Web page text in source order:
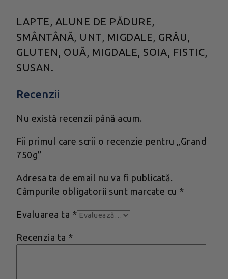
LAPTE, ALUNE DE PĂDURE,
SMÂNTÂNĂ, UNT, MIGDALE, GRÂU,
GLUTEN, OUĂ, MIGDALE, SOIA, FISTIC,
SUSAN.
Recenzii
Nu există recenzii până acum.
Fii primul care scrii o recenzie pentru „Grand
750g”
Adresa ta de email nu va fi publicată.
Câmpurile obligatorii sunt marcate cu *
Evaluarea ta *
Recenzia ta *